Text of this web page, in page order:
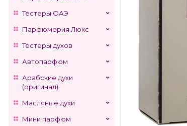
Тестеры ОАЭ
Парфюмерия Люкс
Тестеры духов
Автопарфюм
Арабские духи
(оригинал)
Масляные духи
Мини парфюм